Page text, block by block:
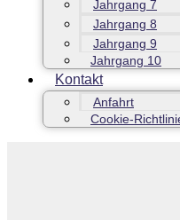
Jahrgang 7
Jahrgang 8
Jahrgang 9
Jahrgang 10
Kontakt
Anfahrt
Cookie-